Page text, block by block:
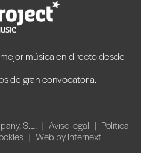
música en directo desde
de gran convocatoria.
S.L. | Aviso legal | Política
| Web by internext